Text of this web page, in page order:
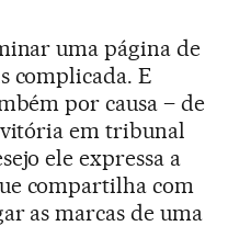
uma página de
complicada. E
por causa – de
em tribunal
ele expressa a
compartilha com
as marcas de uma